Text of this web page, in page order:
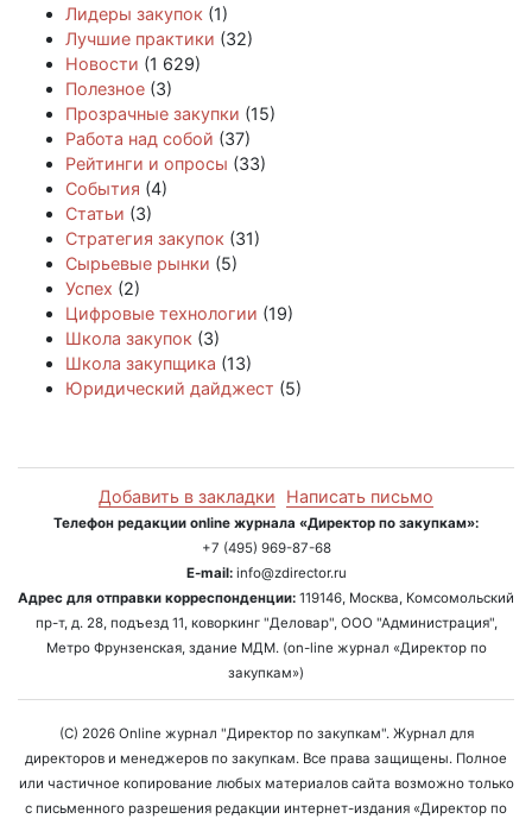
Лидеры закупок (1)
Лучшие практики (32)
Новости (1 629)
Полезное (3)
Прозрачные закупки (15)
Работа над собой (37)
Рейтинги и опросы (33)
События (4)
Статьи (3)
Стратегия закупок (31)
Сырьевые рынки (5)
Успех (2)
Цифровые технологии (19)
Школа закупок (3)
Школа закупщика (13)
Юридический дайджест (5)
Добавить в закладки Написать письмо
Телефон редакции online журнала «Директор по закупкам»:
+7 (495) 969-87-68
E-mail:info@zdirector.ru
Адрес для отправки корреспонденции: 119146, Москва, Комсомольский
пр-т, д. 28, подъезд 11, коворкинг "Деловар", ООО "Администрация",
Метро Фрунзенская, здание МДМ. (on-line журнал «Директор по
закупкам»)
(C) 2026 Online журнал "Директор по закупкам". Журнал для
директоров и менеджеров по закупкам. Все права защищены. Полное
или частичное копирование любых материалов сайта возможно только
с письменного разрешения редакции интернет-издания «Директор по